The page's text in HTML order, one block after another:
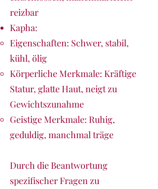
reizbar
Kapha:
Eigenschaften: Schwer, stabil,
kühl, ölig
Körperliche Merkmale: Kräftige
Statur, glatte Haut, neigt zu
Gewichtszunahme
Geistige Merkmale: Ruhig,
geduldig, manchmal träge
Durch die Beantwortung
spezifischer Fragen zu